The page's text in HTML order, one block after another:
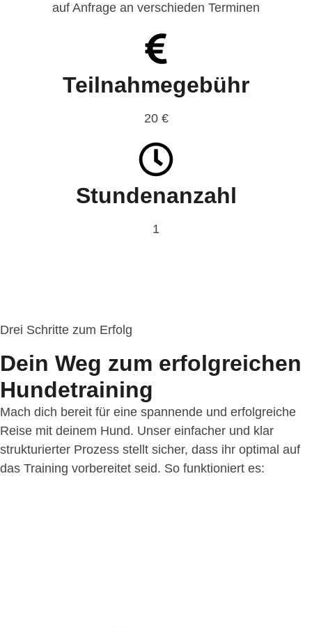
auf Anfrage an verschieden Terminen
Teilnahmegebühr
20 €
Stundenanzahl
1
Drei Schritte zum Erfolg
Dein Weg zum erfolgreichen
Hundetraining
Mach dich bereit für eine spannende und erfolgreiche
Reise mit deinem Hund. Unser einfacher und klar
strukturierter Prozess stellt sicher, dass ihr optimal auf
das Training vorbereitet seid. So funktioniert es: